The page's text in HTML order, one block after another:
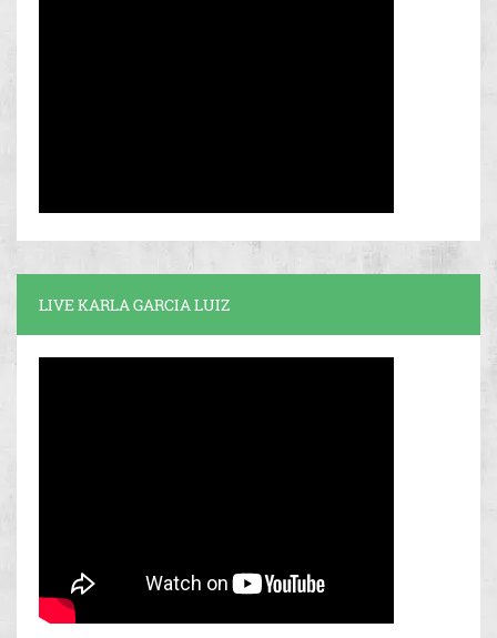
LIVE KARLA GARCIA LUIZ